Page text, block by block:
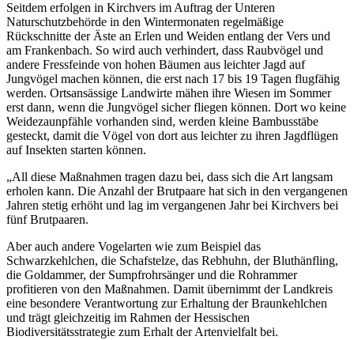
Seitdem erfolgen in Kirchvers im Auftrag der Unteren
Naturschutzbehörde in den Wintermonaten regelmäßige
Rückschnitte der Äste an Erlen und Weiden entlang der Vers und
am Frankenbach. So wird auch verhindert, dass Raubvögel und
andere Fressfeinde von hohen Bäumen aus leichter Jagd auf
Jungvögel machen können, die erst nach 17 bis 19 Tagen flugfähig
werden. Ortsansässige Landwirte mähen ihre Wiesen im Sommer
erst dann, wenn die Jungvögel sicher fliegen können. Dort wo keine
Weidezaunpfähle vorhanden sind, werden kleine Bambusstäbe
gesteckt, damit die Vögel von dort aus leichter zu ihren Jagdflügen
auf Insekten starten können.
„All diese Maßnahmen tragen dazu bei, dass sich die Art langsam
erholen kann. Die Anzahl der Brutpaare hat sich in den vergangenen
Jahren stetig erhöht und lag im vergangenen Jahr bei Kirchvers bei
fünf Brutpaaren.
Aber auch andere Vogelarten wie zum Beispiel das
Schwarzkehlchen, die Schafstelze, das Rebhuhn, der Bluthänfling,
die Goldammer, der Sumpfrohrsänger und die Rohrammer
profitieren von den Maßnahmen. Damit übernimmt der Landkreis
eine besondere Verantwortung zur Erhaltung der Braunkehlchen
und trägt gleichzeitig im Rahmen der Hessischen
Biodiversitätsstrategie zum Erhalt der Artenvielfalt bei.